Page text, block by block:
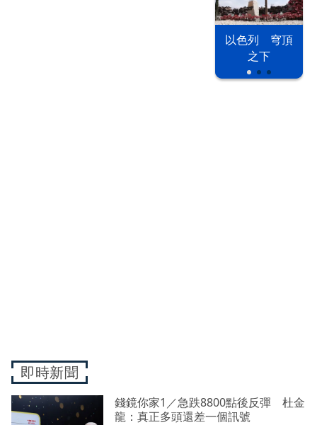
以色列 穹頂
之下
即時新聞
錢鏡你家1／急跌8800點後反彈 杜金
龍：真正多頭還差一個訊號